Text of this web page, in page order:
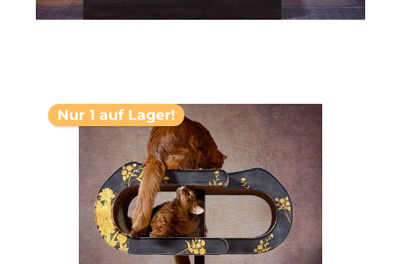
Nur 1 auf Lager!